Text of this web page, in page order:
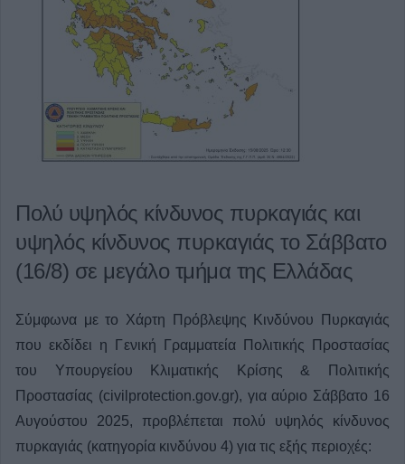
Πολύ υψηλός κίνδυνος πυρκαγιάς και
υψηλός κίνδυνος πυρκαγιάς το Σάββατο
(16/8) σε μεγάλο τμήμα της Ελλάδας
Σύμφωνα με το Χάρτη Πρόβλεψης Κινδύνου Πυρκαγιάς
που εκδίδει η Γενική Γραμματεία Πολιτικής Προστασίας
του Υπουργείου Κλιματικής Κρίσης & Πολιτικής
Προστασίας (civilprotection.gov.gr), για αύριο Σάββατο 16
Αυγούστου 2025, προβλέπεται πολύ υψηλός κίνδυνος
πυρκαγιάς (κατηγορία κινδύνου 4) για τις εξής περιοχές: